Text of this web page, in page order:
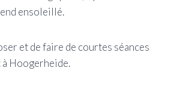
ensoleillé.
et de faire de courtes séances
à Hoogerheide.